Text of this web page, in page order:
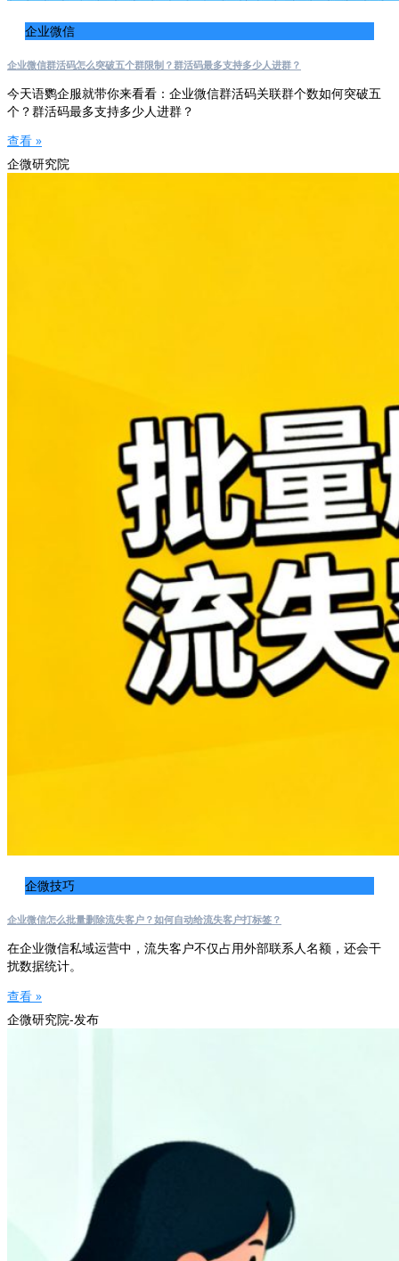
企业微信
企业微信群活码怎么突破五个群限制？群活码最多支持多少人进群？
今天语鹦企服就带你来看看：企业微信群活码关联群个数如何突破五
个？群活码最多支持多少人进群？
查看 »
企微研究院
企微技巧
企业微信怎么批量删除流失客户？如何自动给流失客户打标签？
在企业微信私域运营中，流失客户不仅占用外部联系人名额，还会干
扰数据统计。
查看 »
企微研究院-发布